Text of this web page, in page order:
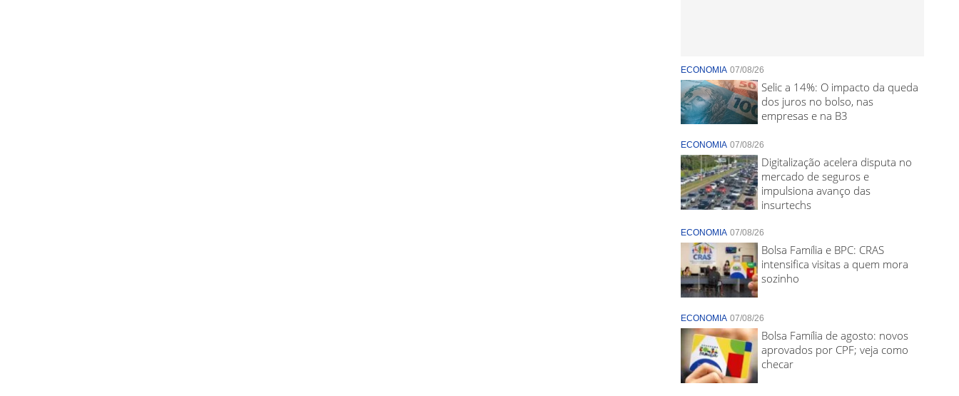
ECONOMIA 07/08/26
Selic a 14%: O impacto da queda
dos juros no bolso, nas
empresas e na B3
ECONOMIA 07/08/26
Digitalização acelera disputa no
mercado de seguros e
impulsiona avanço das
insurtechs
ECONOMIA 07/08/26
Bolsa Família e BPC: CRAS
intensifica visitas a quem mora
sozinho
ECONOMIA 07/08/26
Bolsa Família de agosto: novos
aprovados por CPF; veja como
checar